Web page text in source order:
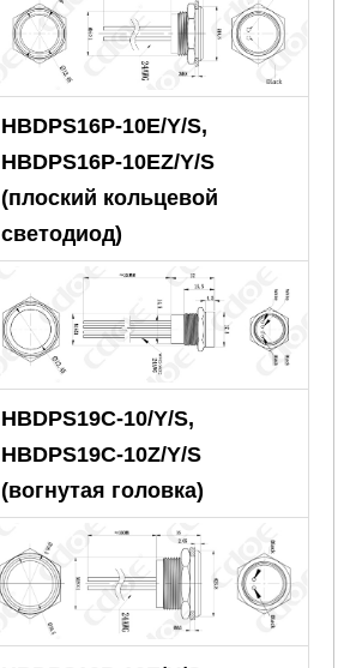
HBDPS16P-10E/Y/S,
HBDPS16P-10EZ/Y/S
(плоский кольцевой
светодиод)
HBDPS19C-10/Y/S,
HBDPS19C-10Z/Y/S
(вогнутая головка)